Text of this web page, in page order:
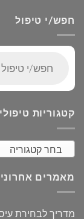
חפש/י טיפול
search
קטגוריות
בחר קטגוריה
מאמרים
מדריך לבחירת